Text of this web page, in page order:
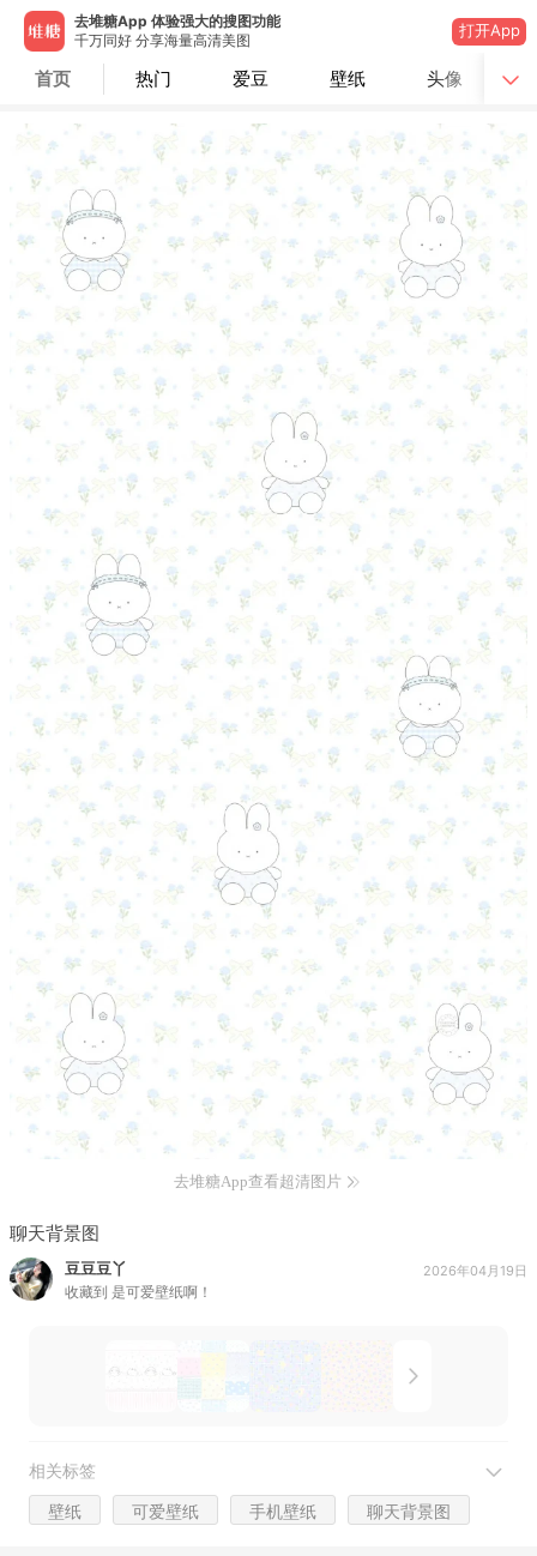
去堆糖App 体验强大的搜图功能
千万同好 分享海量高清美图
打开App
首页 热门 爱豆 壁纸 头像
去堆糖App查看超清图片
聊天背景图
豆豆豆丫
收藏到 是可爱壁纸啊！
2026年04月19日
相关标签
壁纸 可爱壁纸 手机壁纸 聊天背景图